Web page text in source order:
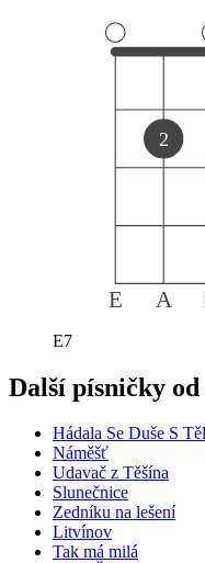
E A
2
E7
Další písničky od
Hádala Se Duše S
Náměšť
Udavač z Těšína
Slunečnice
Zedníku na lešení
Litvínov
Tak má milá